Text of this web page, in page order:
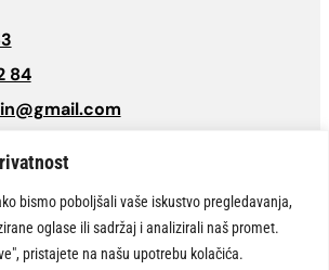
bismo poboljšali vaše iskustvo pregledavanja,
oglase ili sadržaj i analizirali naš promet.
pristajete na našu upotrebu kolačića.
84
“Trgovine za dom” 2026 | Sva prava pridržana.